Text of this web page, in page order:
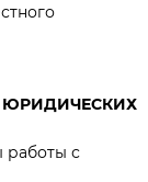
ЮРИДИЧЕСКИХ
работы с